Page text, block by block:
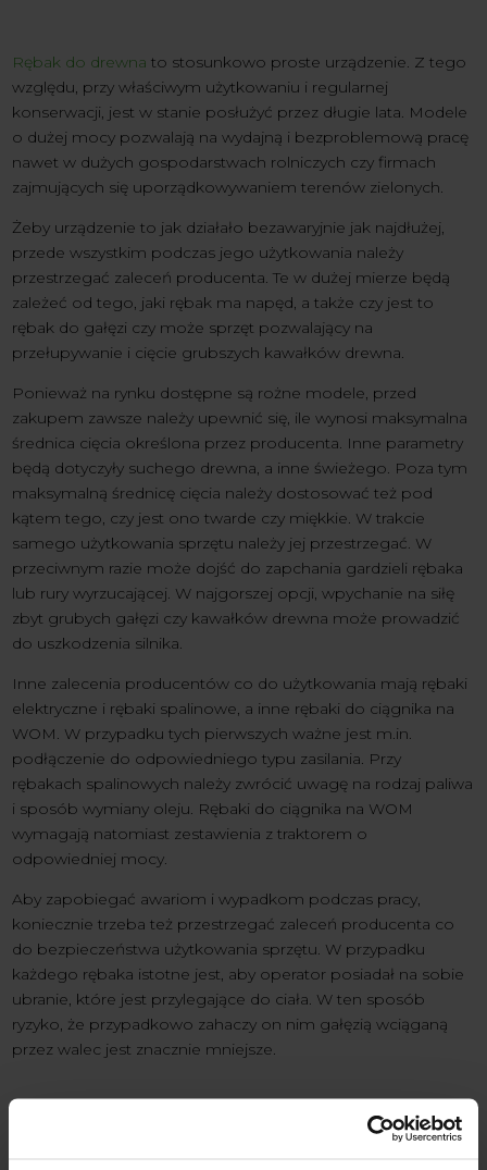
Rębak do drewna to stosunkowo proste urządzenie. Z tego
względu, przy właściwym użytkowaniu i regularnej
konserwacji, jest w stanie posłużyć przez długie lata. Modele
o dużej mocy pozwalają na wydajną i bezproblemową pracę
nawet w dużych gospodarstwach rolniczych czy firmach
zajmujących się uporządkowywaniem terenów zielonych.
Żeby urządzenie to jak działało bezawaryjnie jak najdłużej,
przede wszystkim podczas jego użytkowania należy
przestrzegać zaleceń producenta. Te w dużej mierze będą
zależeć od tego, jaki rębak ma napęd, a także czy jest to
rębak do gałęzi czy może sprzęt pozwalający na
przełupywanie i cięcie grubszych kawałków drewna.
Ponieważ na rynku dostępne są rożne modele, przed
zakupem zawsze należy upewnić się, ile wynosi maksymalna
średnica cięcia określona przez producenta. Inne parametry
będą dotyczyły suchego drewna, a inne świeżego. Poza tym
maksymalną średnicę cięcia należy dostosować też pod
kątem tego, czy jest ono twarde czy miękkie. W trakcie
samego użytkowania sprzętu należy jej przestrzegać. W
przeciwnym razie może dojść do zapchania gardzieli rębaka
lub rury wyrzucającej. W najgorszej opcji, wpychanie na siłę
zbyt grubych gałęzi czy kawałków drewna może prowadzić
do uszkodzenia silnika.
Inne zalecenia producentów co do użytkowania mają rębaki
elektryczne i rębaki spalinowe, a inne rębaki do ciągnika na
WOM. W przypadku tych pierwszych ważne jest m.in.
podłączenie do odpowiedniego typu zasilania. Przy
rębakach spalinowych należy zwrócić uwagę na rodzaj paliwa
i sposób wymiany oleju. Rębaki do ciągnika na WOM
wymagają natomiast zestawienia z traktorem o
odpowiedniej mocy.
Aby zapobiegać awariom i wypadkom podczas pracy,
koniecznie trzeba też przestrzegać zaleceń producenta co
do bezpieczeństwa użytkowania sprzętu. W przypadku
każdego rębaka istotne jest, aby operator posiadał na sobie
ubranie, które jest przylegające do ciała. W ten sposób
ryzyko, że przypadkowo zahaczy on nim gałęzią wciąganą
przez walec jest znacznie mniejsze.
Najważniejsze aspekty konserwacji